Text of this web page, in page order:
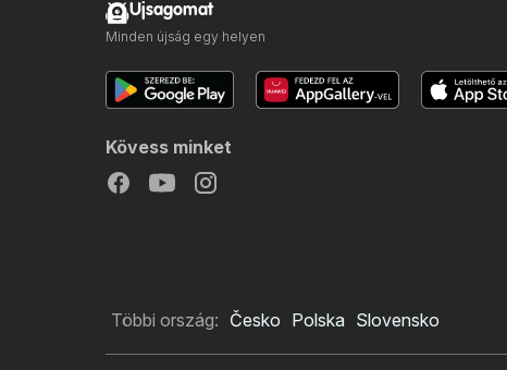
Ujsagomat
Minden újság egy helyen
Kövess minket
Többi ország: Česko Polska Slovensko